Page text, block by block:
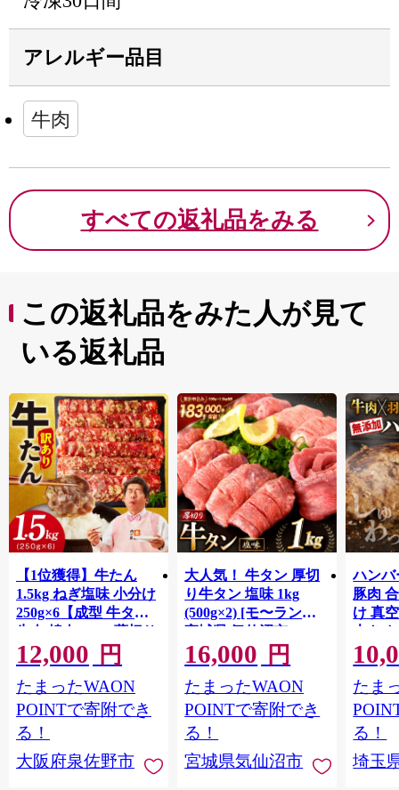
アレルギー品目
牛肉
すべての返礼品をみる
この返礼品をみた人が見て
いる返礼品
【1位獲得】牛たん
1.5kg ねぎ塩味 小分け
250g×6【成型 牛タン
牛肉 焼肉 BBQ 薄切り
ぎゅうたん スライス
訳あり サイズ不揃
い】 G4721
12,000 円
たまったWAON
POINTで寄附でき
る！
大阪府泉佐野市
大人気！ 牛タン 厚切
り牛タン 塩味 1kg
(500g×2) [モ〜ランド
宮城県 気仙沼市
20564660] 肉 牛肉 精肉
牛たん 牛タン塩 牛た
ん塩 冷凍 焼肉 BBQ ア
ウトドア バーベキュ
ー 厚切り タン
16,000 円
たまったWAON
POINTで寄附でき
る！
宮城県気仙沼市
ハンバ
豚肉
け 真
大き
保存
淡路島
ポーク
き肉
ず 惣
まみ
んのお
たま
る！
埼玉